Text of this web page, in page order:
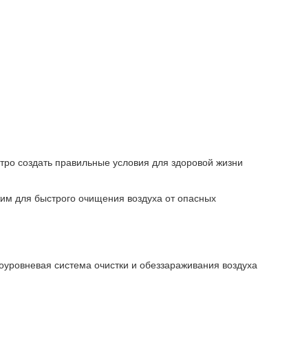
создать правильные условия для здоровой жизни
для быстрого очищения воздуха от опасных
система очистки и обеззараживания воздуха